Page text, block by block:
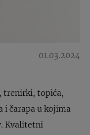
01.03.2024
trenirki, topića,
i čarapa u kojima
Kvalitetni